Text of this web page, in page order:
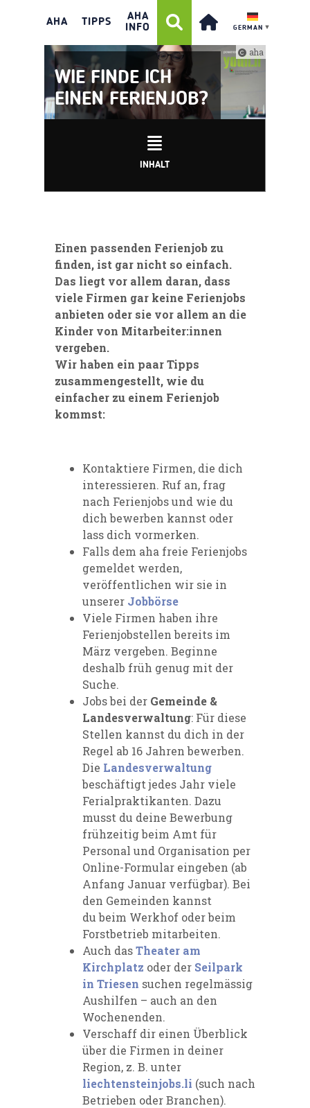
AHA TIPPS
AHA
INFO
GERMAN ▼
aha
WIE FINDE ICH
EINEN FERIENJOB?
INHALT
Einen passenden Ferienjob zu
finden, ist gar nicht so einfach.
Das liegt vor allem daran, dass
viele Firmen gar keine Ferienjobs
anbieten oder sie vor allem an die
Kinder von Mitarbeiter:innen
vergeben.
Wir haben ein paar Tipps
zusammengestellt, wie du
einfacher zu einem Ferienjob
kommst:
Kontaktiere Firmen, die dich
interessieren. Ruf an, frag
nach Ferienjobs und wie du
dich bewerben kannst oder
lass dich vormerken.
Falls dem aha freie Ferienjobs
gemeldet werden,
veröffentlichen wir sie in
unserer Jobbörse
Viele Firmen haben ihre
Ferienjobstellen bereits im
März vergeben. Beginne
deshalb früh genug mit der
Suche.
Jobs bei der Gemeinde &
Landesverwaltung: Für diese
Stellen kannst du dich in der
Regel ab 16 Jahren bewerben.
Die Landesverwaltung
beschäftigt jedes Jahr viele
Ferialpraktikanten. Dazu
musst du deine Bewerbung
frühzeitig beim Amt für
Personal und Organisation per
Online-Formular eingeben (ab
Anfang Januar verfügbar). Bei
den Gemeinden kannst
du beim Werkhof oder beim
Forstbetrieb mitarbeiten.
Auch dasTheater am
Kirchplatz oder der Seilpark
in Triesen suchen regelmässig
Aushilfen – auch an den
Wochenenden.
Verschaff dir einen Überblick
über die Firmen in deiner
Region, z. B. unter
liechtensteinjobs.li (such nach
Betrieben oder Branchen).